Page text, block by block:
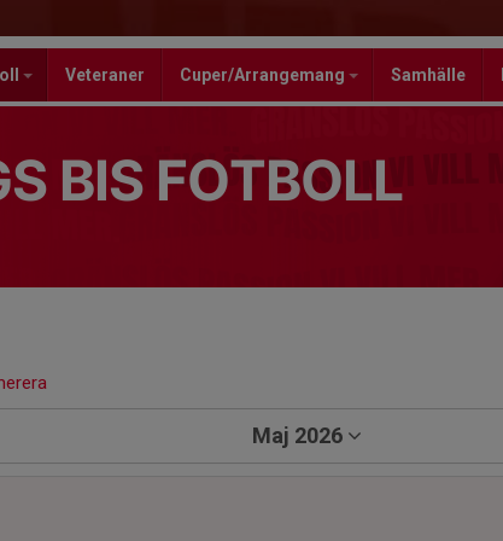
Veteraner Cuper/Arrangemang Samhälle
BIS FOTBOLL
Maj 2026